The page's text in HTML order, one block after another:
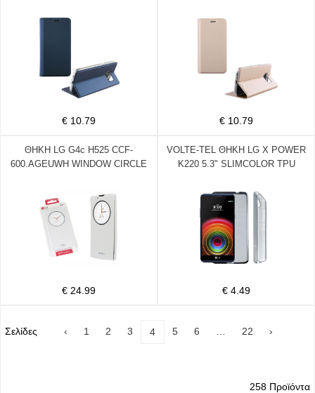
€ 10.79 € 10.79
ΘΗΚΗ LG G4c H525 CCF-
600.AGEUWH WINDOW CIRCLE
€ 24.99
VOLTE-TEL ΘΗΚΗ LG X POWER
K220 5.3" SLIMCOLOR TPU
€ 4.49
Σελίδες ‹ 1 2 3 4 5 6 22 ›
258 Προϊόντα